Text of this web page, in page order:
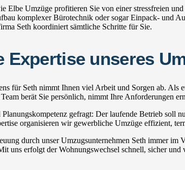
Elbe Umzüge profitieren Sie von einer stressfreien
komplexer Bürotechnik oder sogar Einpack- und
Seth koordiniert sämtliche Schritte für Sie.
Expertise unseres
für Seth nimmt Ihnen viel Arbeit und Sorgen ab.
berät Sie persönlich, nimmt Ihre Anforderungen
gefragt: Der laufende Betrieb
organisieren wir gewerbliche Umzüge effizient,
durch unser Umzugsunternehmen Seth immer
uns erfolgt der Wohnungswechsel schnell, sicher und